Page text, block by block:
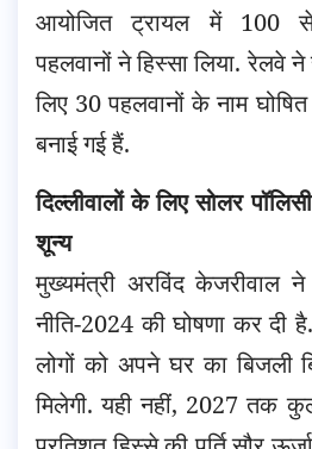
आयोजित ट्रायल में 100 से
पहलवानों ने हिस्सा लिया. रेलवे
लिए 30 पहलवानों के नाम
बनाई गई हैं.
दिल्लीवालों के लिए सोलर
शून्य
मुख्यमंत्री अरविंद केजरीवाल ने
नीति-2024 की घोषणा कर दी
लोगों को अपने घर का बिजली
मिलेगी. यही नहीं, 2027 तक